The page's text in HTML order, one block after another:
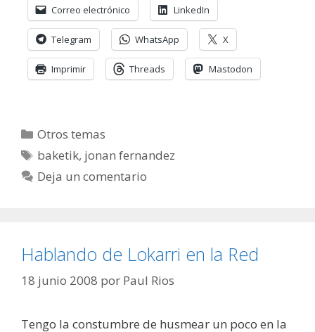
Correo electrónico LinkedIn
Telegram WhatsApp X
Imprimir Threads Mastodon
Categorías
Otros temas
Etiquetas
baketik, jonan fernandez
Deja un comentario
Hablando de Lokarri en la Red
18 junio 2008 por Paul Rios
Tengo la constumbre de husmear un poco en la